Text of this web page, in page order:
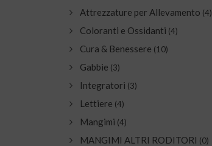
Attrezzature per Allevamento (4)
Coloranti e Ossidanti (4)
Cura & Benessere (10)
Gabbie (3)
Integratori (3)
Lettiere (4)
Mangimi (4)
MANGIMI ALTRI RODITORI (0)